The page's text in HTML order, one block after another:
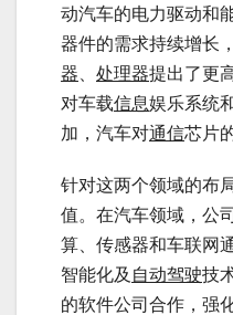
动汽车的电力驱动和
器件的需求持续增长
器、 处理器提出了更
对车载信息娱乐系统
加，汽车对通信芯片
针对这两个领域的布
值。在汽车领域，公
算、传感器和车联网
智能化及 自动驾驶技
的软件公司合作，强